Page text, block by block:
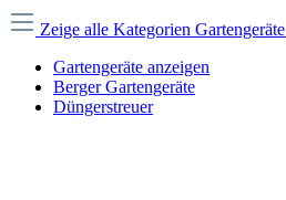
Zeige alle Kategorien Gartengeräte
Gartengeräte anzeigen
Berger Gartengeräte
Düngerstreuer